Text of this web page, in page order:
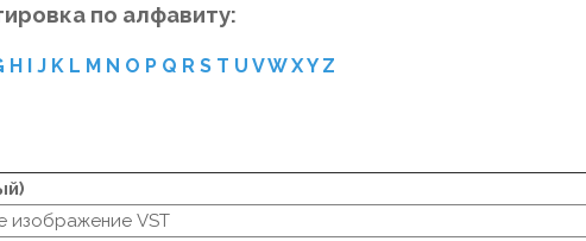
по алфавиту:
H I J K L M N O P Q R S T U VW XY Z
изображение VST